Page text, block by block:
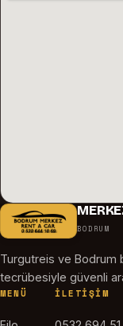
BODRUM
Turgutreis ve Bodrum
tecrübesiyle güvenli
MENÜ
İLETIŞIM